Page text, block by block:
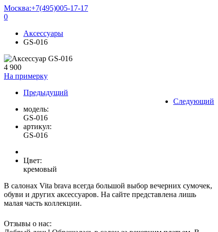
Москва:+7(495)005-17-17
0
Аксессуары
GS-016
4 900
На примерку
Предыдущий
Следующий
модель:
GS-016
артикул:
GS-016
Цвет:
кремовый
В салонах Vita brava всегда большой выбор вечерних сумочек,
обуви и других аксессуаров. На сайте представлена лишь
малая часть коллекции.
Отзывы о нас: